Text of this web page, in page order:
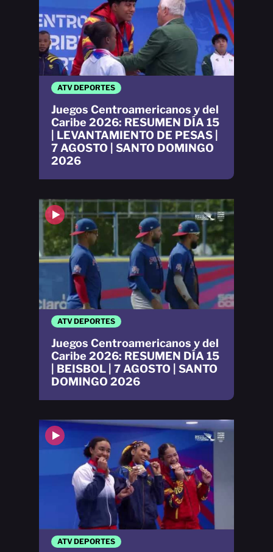
ATV DEPORTES
ATV DEPORTES
Juegos Centroamericanos y del
Caribe 2026: RESUMEN DÍA 15
| BEISBOL | 7 AGOSTO | SANTO
DOMINGO 2026
ATV DEPORTES
Juegos Centroamericanos y del
Caribe 2026: RESUMEN DÍA 15
| LEVANTAMIENTO DE PESAS |
7 AGOSTO | SANTO DOMINGO
2026